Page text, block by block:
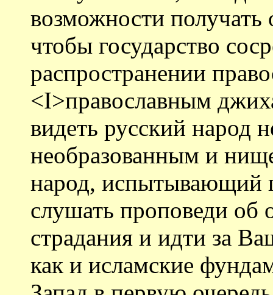
возможности получать
чтобы государство
распространении
<I>православным
видеть русский народ
необразованным и
народ, испытывающий
слушать проповеди об
страдания и идти за
как и исламские